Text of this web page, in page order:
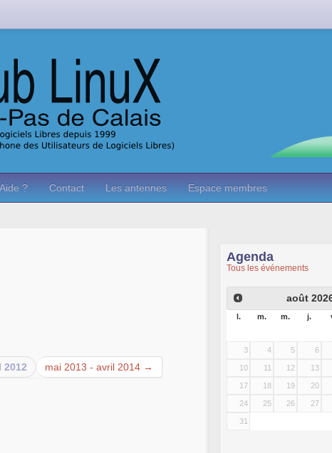
? Contact Les antennes Espace membres
2012 mai 2013 - avril 2014 →
Agenda
Tous les événements
août
l. m. m. j.
3 4 5 6
10 11 12 13
17 18 19 20
24 25 26 27
31